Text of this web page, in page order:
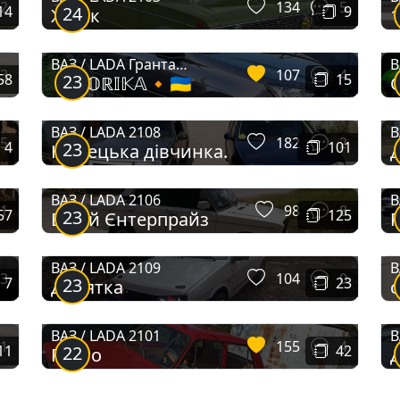
2 24 9
Жулік 134 5
3 23 15
ВАЗ / LADA Гранта
Лифтбек
🔸𝕂𝕆ℝ𝕀𝕂𝔸🔸🇺🇦 107 4
4
5 23 101
ВАЗ / LADA 2108
Немецька дівчинка. 182 2
1 23 125
ВАЗ / LADA 2106
Білий Єнтерпрайз 98 8
7
3 23 23
ВАЗ / LADA 2109
Девятка 104 0
22 42
ВАЗ / LADA 2101
РетРо 155 4